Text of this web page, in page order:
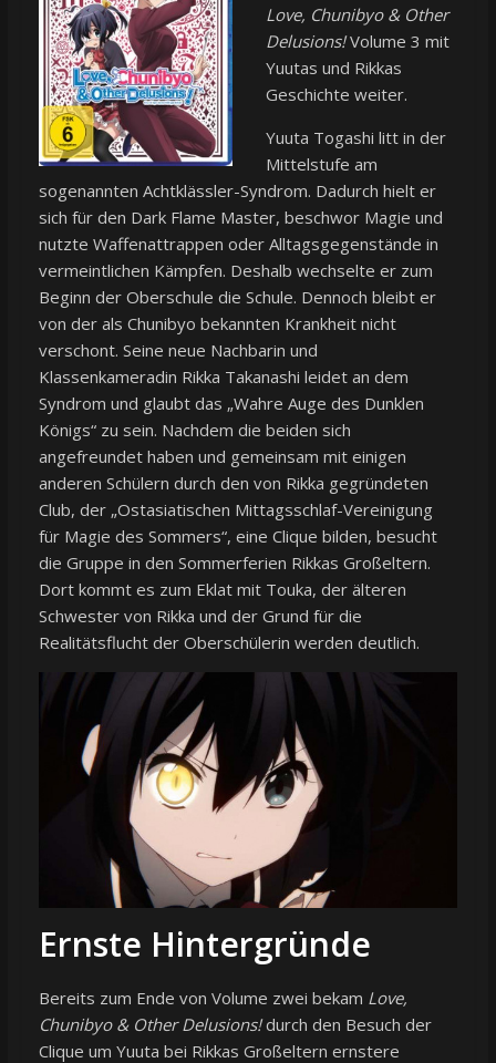
Love, Chunibyo & Other
Delusions!Volume 3 mit
Yuutas und Rikkas
Geschichte weiter.
Yuuta Togashi litt in der
Mittelstufe am
sogenannten Achtklässler-Syndrom. Dadurch hielt er
sich für den Dark Flame Master, beschwor Magie und
nutzte Waffenattrappen oder Alltagsgegenstände in
vermeintlichen Kämpfen. Deshalb wechselte er zum
Beginn der Oberschule die Schule. Dennoch bleibt er
von der als Chunibyo bekannten Krankheit nicht
verschont. Seine neue Nachbarin und
Klassenkameradin Rikka Takanashi leidet an dem
Syndrom und glaubt das „Wahre Auge des Dunklen
Königs“ zu sein. Nachdem die beiden sich
angefreundet haben und gemeinsam mit einigen
anderen Schülern durch den von Rikka gegründeten
Club, der „Ostasiatischen Mittagsschlaf-Vereinigung
für Magie des Sommers“, eine Clique bilden, besucht
die Gruppe in den Sommerferien Rikkas Großeltern.
Dort kommt es zum Eklat mit Touka, der älteren
Schwester von Rikka und der Grund für die
Realitätsflucht der Oberschülerin werden deutlich.
Ernste Hintergründe
Bereits zum Ende von Volume zwei bekam Love,
Chunibyo & Other Delusions!durch den Besuch der
Clique um Yuuta bei Rikkas Großeltern ernstere